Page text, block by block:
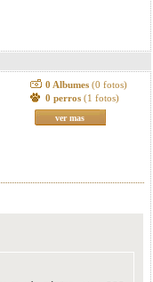
0 Albumes (0 fotos)
0 perros (1 fotos)
ver mas